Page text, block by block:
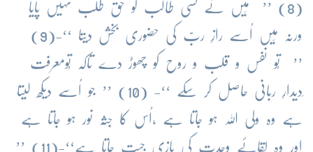
(8) ’’ مَیں نے کسی طالب کو حق طلب نہیں پایا
ورنہ مَیں اُسے رازِ ربّ کی حضوری بخش دیتا ‘‘-(9)
’’ تُو نفس و قلب و روح کو چھوڑ دے تاکہ تُومعرفت
ِدیدارِ ربانی حاصل کر سکے ‘‘- (10) ’’ جو اُسے دیکھ لیتا
ہے وہ ولی اللہ ہو جاتا ہے ،اُس کا جثّہ نور ہو جاتا ہے
اور وہ لقائے وحدت کی بازی جیت جاتا ہے‘‘-(11) ’’